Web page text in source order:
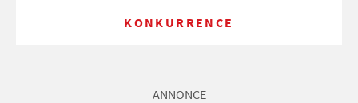
KONKURRENCE
ANNONCE